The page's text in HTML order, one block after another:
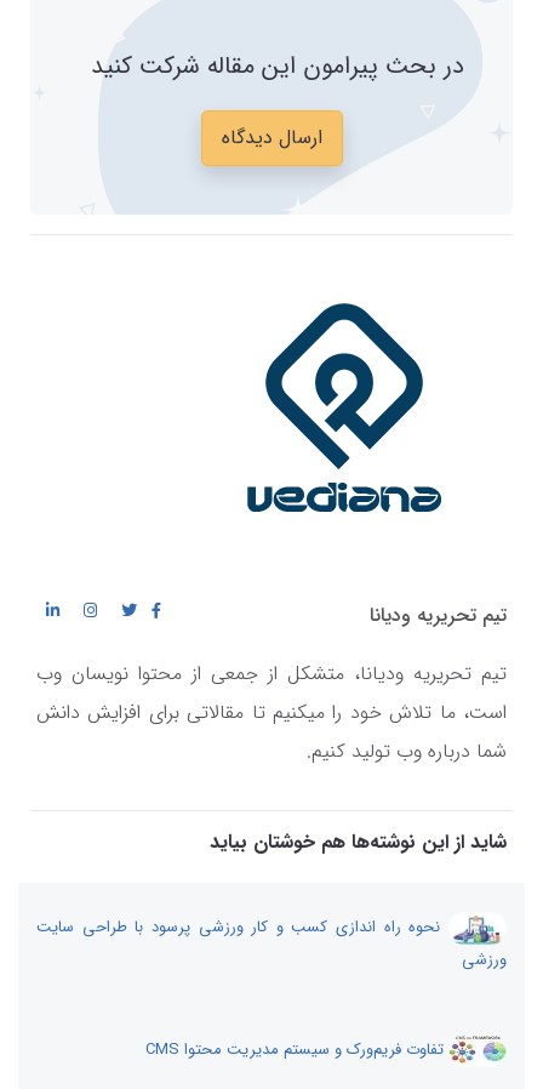
در بحث پیرامون این مقاله شرکت کنید
ارسال دیدگاه
تیم تحریریه ودیانا
تیم تحریریه ودیانا، متشکل از جمعی از محتوا نویسان وب
است، ما تلاش خود را میکنیم تا مقالاتی برای افزایش دانش
شما درباره وب تولید کنیم.
شاید از این نوشته‌ها هم خوشتان بیاید
نحوه راه اندازی کسب و کار ورزشی پرسود با طراحی سایت
ورزشی
تفاوت فریم‌ورک و سیستم مدیریت محتوا CMS